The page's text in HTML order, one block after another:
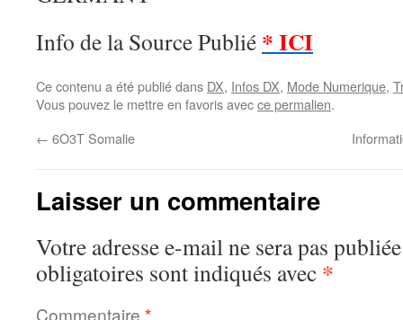
Info de la Source Publié * ICI
Ce contenu a été publié dans DX, Infos DX, Mode Numerique,
Vous pouvez le mettre en favoris avecce permalien.
← 6O3T Somalie
Laisser un commentaire
Votre adresse e-mail ne sera pas
obligatoires sont indiqués avec *
Commentaire *